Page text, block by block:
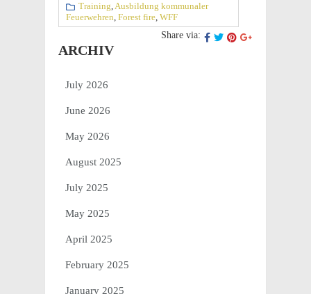
Training,Ausbildung kommunaler
Feuerwehren, Forest fire, WFF
Share via:
ARCHIV
July 2026
June 2026
May 2026
August 2025
July 2025
May 2025
April 2025
February 2025
January 2025